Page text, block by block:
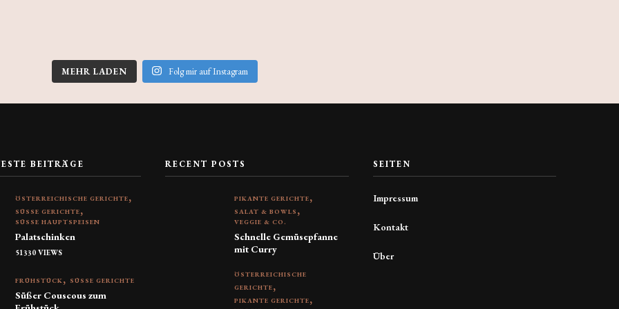
MEHR LADEN Folg mir auf Instagram
BEITRÄGE
ÖSTERREICHISCHE GERICHTE
SÜSSE GERICHTE
SÜSSE HAUPTSPEISEN
Palatschinken
51330 VIEWS
FRÜHSTÜCK SÜSSE GERICHTE
Süßer Couscous zum
RECENT POSTS
PIKANTE GERICHTE
SALAT & BOWLS
VEGGIE & CO.
Schnelle Gemüsepfanne
mit Curry
ÖSTERREICHISCHE
GERICHTE
PIKANTE GERICHTE
SEITEN
Impressum
Kontakt
Über